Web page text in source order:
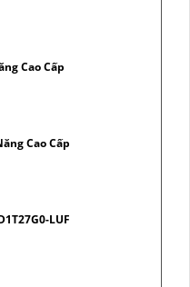
Cao Cấp
Cao Cấp
LUF